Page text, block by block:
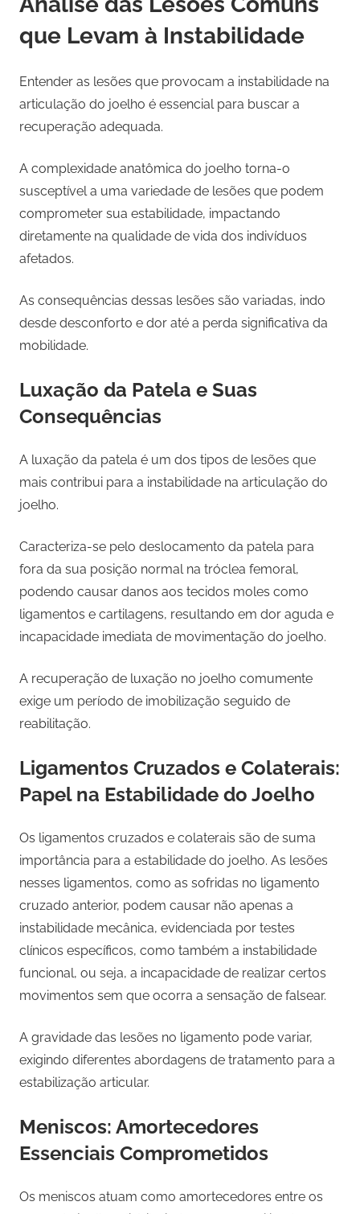
que Levam à Instabilidade
Entender as lesões que provocam a instabilidade na
articulação do joelho é essencial para buscar a
recuperação adequada.
A complexidade anatômica do joelho torna-o
susceptível a uma variedade de lesões que podem
comprometer sua estabilidade, impactando
diretamente na qualidade de vida dos indivíduos
afetados.
As consequências dessas lesões são variadas, indo
desde desconforto e dor até a perda significativa da
mobilidade.
Luxação da Patela e Suas
Consequências
A luxação da patela é um dos tipos de lesões que
mais contribui para a instabilidade na articulação do
joelho.
Caracteriza-se pelo deslocamento da patela para
fora da sua posição normal na tróclea femoral,
podendo causar danos aos tecidos moles como
ligamentos e cartilagens, resultando em dor aguda e
incapacidade imediata de movimentação do joelho.
A recuperação de luxação no joelho comumente
exige um período de imobilização seguido de
reabilitação.
Ligamentos Cruzados e Colaterais:
Papel na Estabilidade do Joelho
Os ligamentos cruzados e colaterais são de suma
importância para a estabilidade do joelho. As lesões
nesses ligamentos, como as sofridas no ligamento
cruzado anterior, podem causar não apenas a
instabilidade mecânica, evidenciada por testes
clínicos específicos, como também a instabilidade
funcional, ou seja, a incapacidade de realizar certos
movimentos sem que ocorra a sensação de falsear.
A gravidade das lesões no ligamento pode variar,
exigindo diferentes abordagens de tratamento para a
estabilização articular.
Meniscos: Amortecedores
Essenciais Comprometidos
Os meniscos atuam como amortecedores entre os